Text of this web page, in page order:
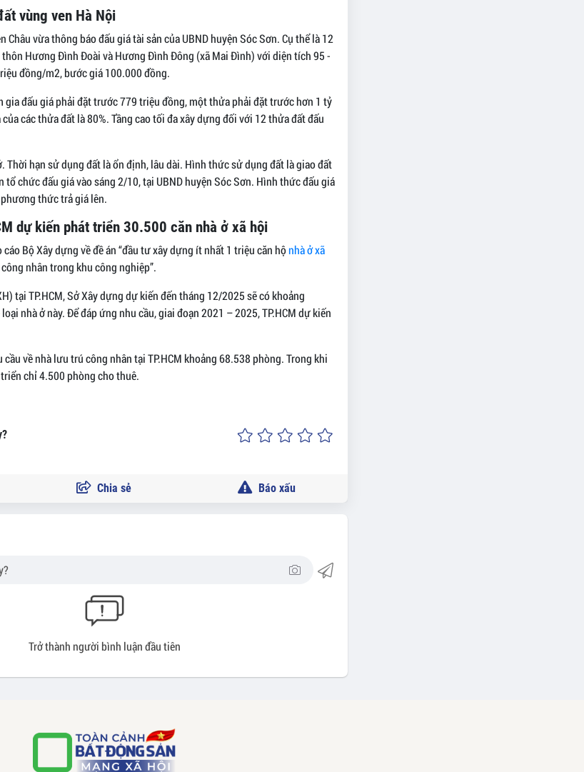
vùng ven Hà Nội
Châu vừa thông báo đấu giá tài sản của UBND huyện Sóc Sơn. Cụ thể là 12
Hương Đình Đoài và Hương Đình Đông (xã Mai Đình) với diện tích 95 -
đồng/m2, bước giá 100.000 đồng.
gia đấu giá phải đặt trước 779 triệu đồng, một thửa phải đặt trước hơn 1 tỷ
các thửa đất là 80%. Tầng cao tối đa xây dựng đối với 12 thửa đất đấu
Thời hạn sử dụng đất là ổn định, lâu dài. Hình thức sử dụng đất là giao đất
chức đấu giá vào sáng 2/10, tại UBND huyện Sóc Sơn. Hình thức đấu giá
thức trả giá lên.
dự kiến phát triển 30.500 căn nhà ở xã hội
cáo Bộ Xây dựng về đề án “đầu tư xây dựng ít nhất 1 triệu căn hộnhà ở xã
nhân trong khu công nghiệp”.
tại TP.HCM, Sở Xây dựng dự kiến đến tháng 12/2025 sẽ có khoảng
nhà ở này. Để đáp ứng nhu cầu, giai đoạn 2021 – 2025, TP.HCM dự kiến
về nhà lưu trú công nhân tại TP.HCM khoảng 68.538 phòng. Trong khi
chỉ 4.500 phòng cho thuê.
Chia sẻ Báo xấu
Trở thành người bình luận đầu tiên